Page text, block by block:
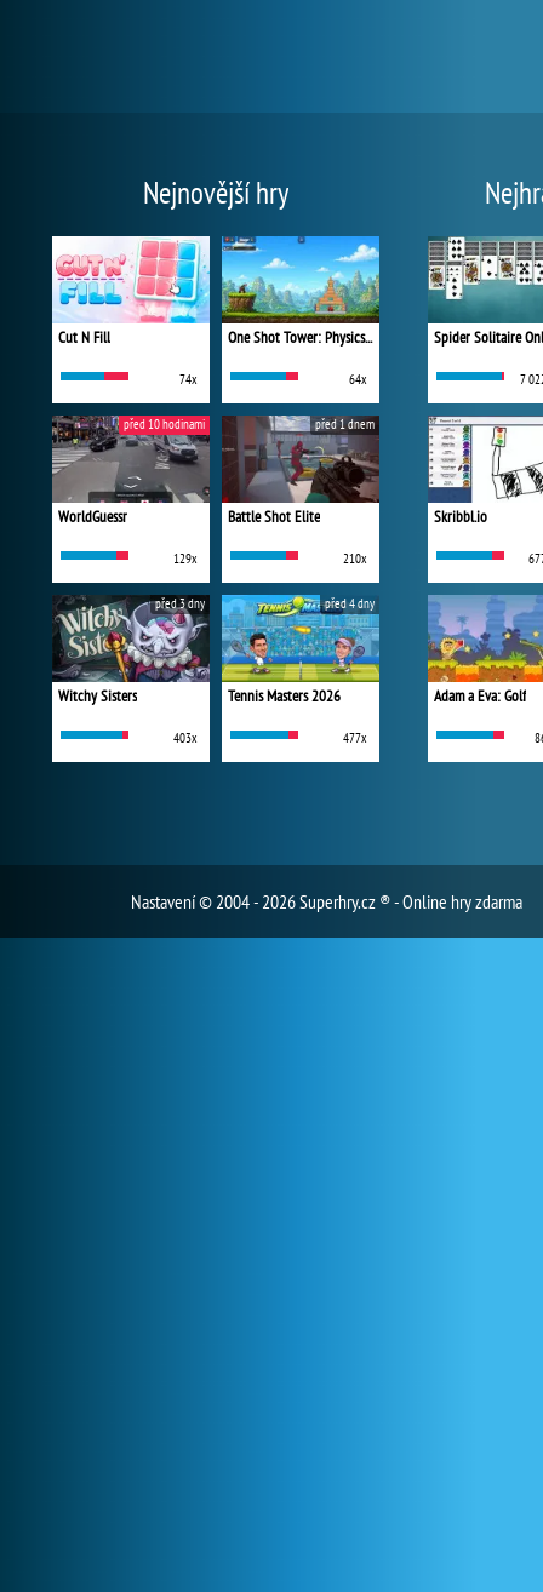
Nejnovější hry
Cut N Fill
74x
One Shot Tower: Physics Destroyer
64x
WorldGuessr
129x
před 10 hodinami
Battle Shot Elite
210x
před 1 dnem
Witchy Sisters
403x
před 3 dny
Tennis Masters 2026
477x
před 4 dny
Spider Solitaire
7
Skribbl.io
Adam a Eva: Golf
Nastavení© 2004 - 2026 Superhry.cz ® - Online hry zdarma